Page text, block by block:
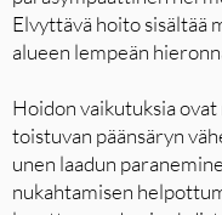
Elvyttävä hoito sisältää
alueen lempeän
Hoidon vaikutuksia ovat
toistuvan päänsäryn
unen laadun
nukahtamisen